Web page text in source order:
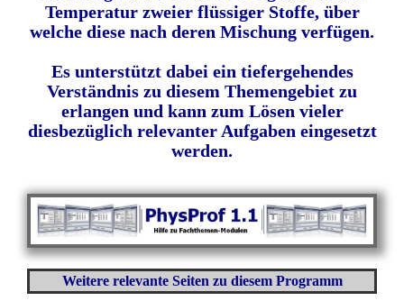
Temperatur zweier flüssiger Stoffe, über
welche diese nach deren Mischung verfügen.
Es unterstützt dabei ein tiefergehendes
Verständnis zu diesem Themengebiet zu
erlangen und kann zum Lösen vieler
diesbezüglich relevanter Aufgaben eingesetzt
werden.
Weitere relevante Seiten zu diesem Programm